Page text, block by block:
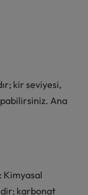
kir seviyesi,
Ana
Kimyasal
karbonat